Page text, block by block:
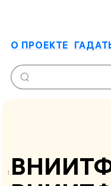
О ПРОЕКТЕ